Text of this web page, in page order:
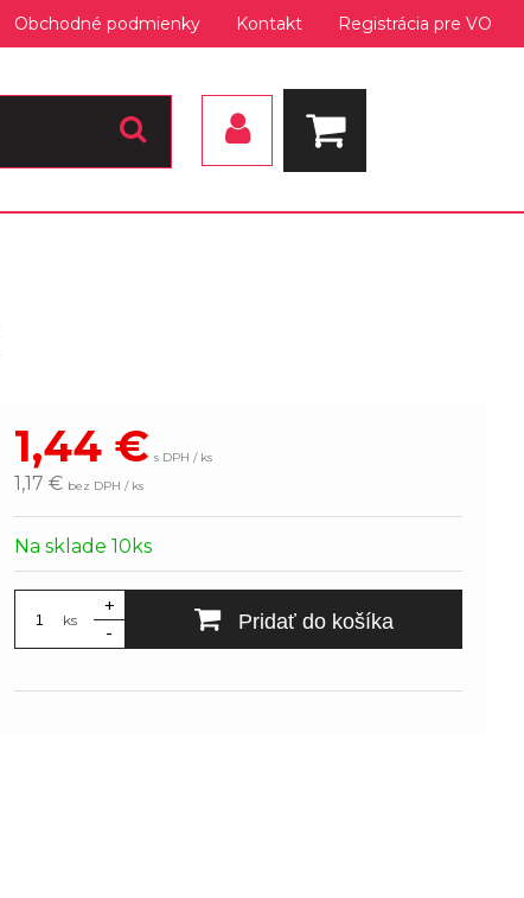
Obchodné podmienky Kontakt Registrácia pre VO
1,44 € s DPH / ks
1,17 € bez DPH / ks
Na sklade 10ks
ks
+
-
Pridať do košíka